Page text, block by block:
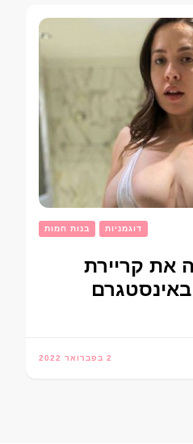
בנות חמות דוגמניות
את קריירת
2 בפברואר 2022